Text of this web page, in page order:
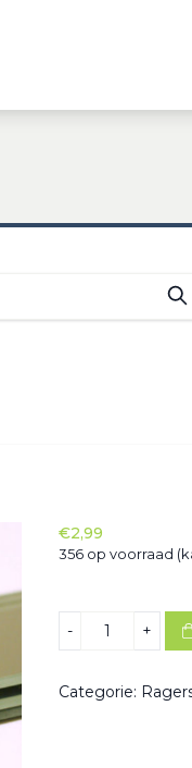
€2,99
356 op voorraad
-
Lactona
Zwart
+
Categorie: